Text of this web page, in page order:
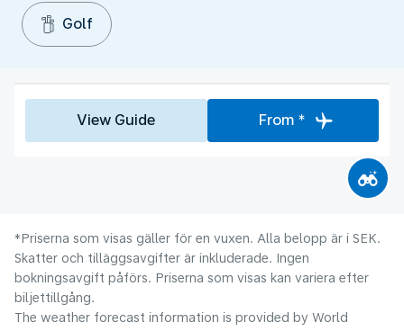
Golf
View Guide From *
*Priserna som visas gäller för en vuxen. Alla belopp är i SEK.
Skatter och tilläggsavgifter är inkluderade. Ingen
bokningsavgift påförs. Priserna som visas kan variera efter
biljettillgång.
The weather forecast information is provided by World